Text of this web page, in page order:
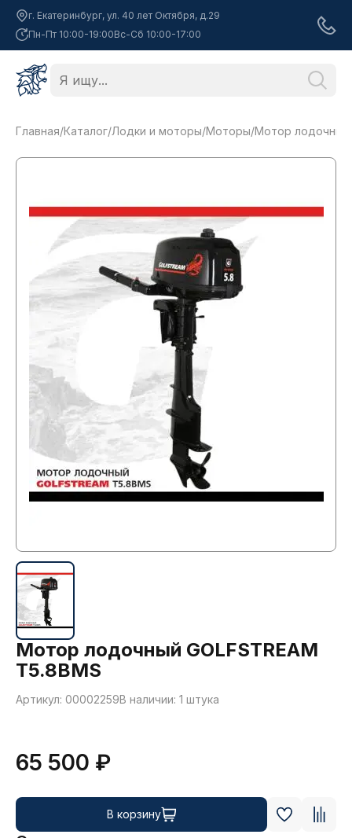
г. Екатеринбург, ул. 40 лет Октября, д.29
Пн-Пт 10:00-19:00Вс-Сб 10:00-17:00
Главная/Каталог/Лодки и моторы/Моторы/Мотор лодочный
Мотор лодочный GOLFSTREAM
T5.8BMS
Артикул: 00002259В наличии: 1 штука
65 500 ₽
В корзину